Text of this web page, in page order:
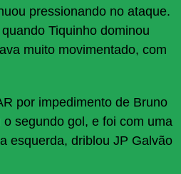
pressionando no ataque.
Tiquinho dominou
muito movimentado, com
por impedimento de Bruno
segundo gol, e foi com uma
esquerda, driblou JP Galvão